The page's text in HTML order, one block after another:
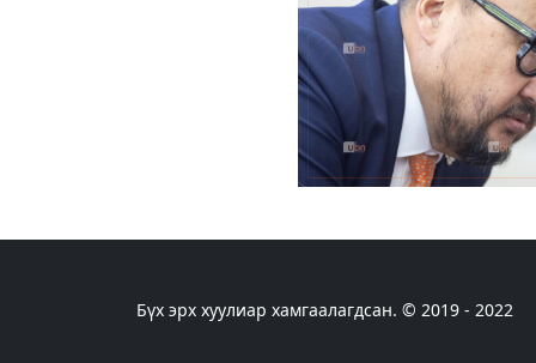
Бүх эрх хуулиар хамгаалагдсан. © 2019 - 2022